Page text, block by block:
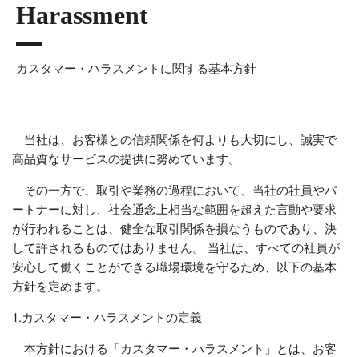
Harassment
カスタマー・ハラスメントに関する基本方針
当社は、お客様との信頼関係を何よりも大切にし、誠実で
高品質なサービスの提供に努めています。
その一方で、取引や業務の過程において、当社の社員やパ
ートナーに対し、社会通念上相当な範囲を超えた言動や要求
が行われることは、健全な取引関係を損なうものであり、決
して許されるものではありません。 当社は、すべての社員が
安心して働くことができる職場環境を守るため、以下の基本
方針を定めます。
1.カスタマー・ハラスメントの定義
本方針における「カスタマー・ハラスメント」とは、お客